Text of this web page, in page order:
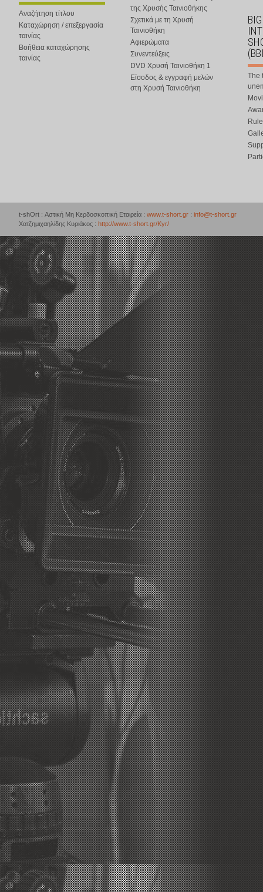
Αναζήτηση τίτλου
Καταχώρηση / επεξεργασία
ταινίας
Βοήθεια καταχώρησης
ταινίας
της Χρυσής Ταινιοθήκης
Σχετικά με τη Χρυσή
Ταινιοθήκη
Αφιερώματα
Συνεντεύξεις
DVD Χρυσή Ταινιοθήκη 1
Είσοδος & εγγραφή μελών
στη Χρυσή Ταινιοθήκη
The
t-shOrt : Αστική Μη Κερδοσκοπική Εταιρεία : www.t-short.gr : info@t-short.gr
Χατζημιχαηλίδης Κυριάκος : http://www.t-short.gr/Kyr/